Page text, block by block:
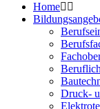
Home
Druck-